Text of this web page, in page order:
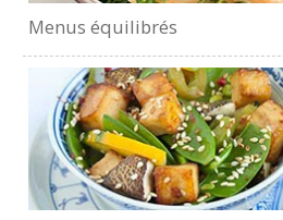
Menus équilibrés